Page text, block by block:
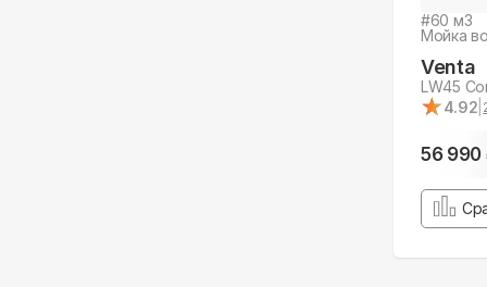
#60 м3
Мойка
Venta
LW45
★
★4.92
56 990